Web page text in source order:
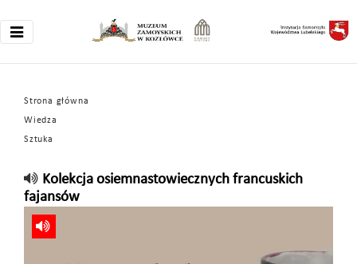
Strona główna
Wiedza
Sztuka
Kolekcja osiemnastowiecznych francuskich
fajansów